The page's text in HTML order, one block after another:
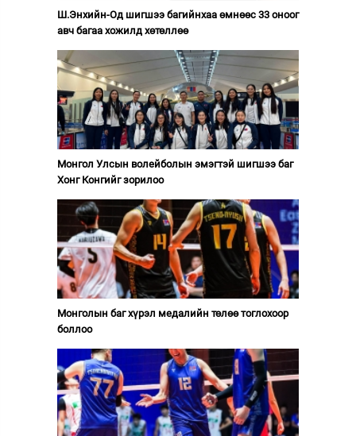
Ш.Энхийн-Од шигшээ багийнхаа өмнөөс 33 оноог
авч багаа хожилд хөтөллөө
Монгол Улсын волейболын эмэгтэй шигшээ баг
Хонг Конгийг зорилоо
Монголын баг хүрэл медалийн төлөө тоглохоор
боллоо